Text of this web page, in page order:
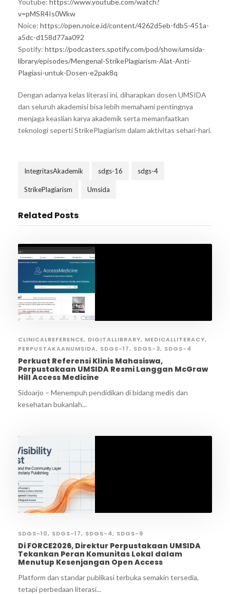
v=pMSR4Is0Wkw
Noice: https://open.noice.id/content/4262d5eb-fdb5-451a-
a5dc-d158d77aa092
Spotify: https://podcasters.spotify.com/pod/show/umsida-
library/episodes/Mengenal-StrikePlagiarism-Alat-Anti-
Plagiasi-untuk-Dosen-e2pak8q
Dengan adanya kelas literasi ini, diharapkan dosen UMSIDA
dan seluruh akademisi bisa lebih memahami pentingnya
menjaga keaslian karya akademik serta memanfaatkan
teknologi seperti StrikePlagiarism dalam aktivitas sehari-hari.
IntegritasAkademik sdgs-16 sdgs-4
StrikePlagiarism Umsida
Related Posts
CLINICALREFERENCE, DIGITALLIBRARY, MEDICALLITERACY,
PERPUSTAKAANUMSIDA, SDGS-17, SDGS-3, SDGS-4
Perkuat Referensi Klinis Mahasiswa,
Perpustakaan UMSIDA Resmi Langgan McGraw
Hill Access Medicine
Sidoarjo – Menempuh pendidikan di bidang medis dan
kesehatan bukanlah...
SDGS-10, SDGS-17, SDGS-4, SDGS-9
Di FORCE2026, Direktur Perpustakaan UMSIDA
Tekankan Peran Komunitas Lokal dalam
Menutup Kesenjangan Open Access
Platform dan standar publikasi terbuka semakin tersedia,
tetapi perbedaan literasi...